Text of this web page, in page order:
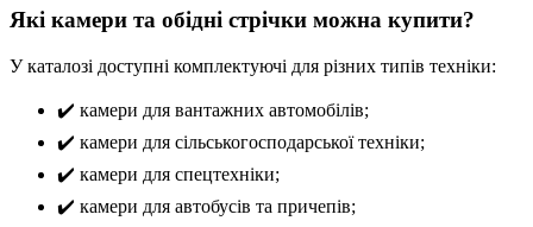
Які камери та обідні стрічки можна купити?
У каталозі доступні комплектуючі для різних типів техніки:
✔️ камери для вантажних автомобілів;
✔️ камери для сільськогосподарської техніки;
✔️ камери для спецтехніки;
✔️ камери для автобусів та причепів;